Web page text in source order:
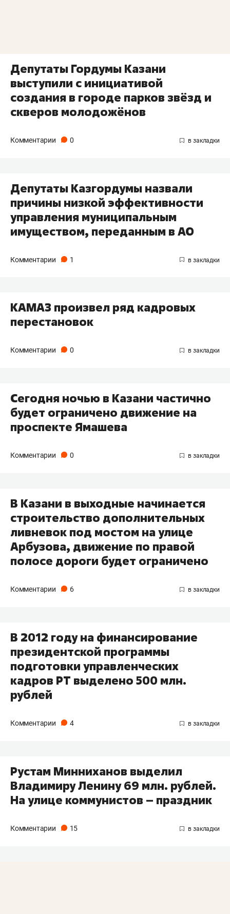
Депутаты Гордумы Казани
выступили с инициативой
создания в городе парков звёзд и
скверов молодожёнов
Комментарии 0
Депутаты Казгордумы назвали
причины низкой эффективности
управления муниципальным
имуществом, переданным в АО
Комментарии 1
КАМАЗ произвел ряд кадровых
перестановок
Комментарии 0
Сегодня ночью в Казани частично
будет ограничено движение на
проспекте Ямашева
Комментарии 0
В Казани в выходные начинается
строительство дополнительных
ливневок под мостом на улице
Арбузова, движение по правой
полосе дороги будет ограничено
Комментарии 6
В 2012 году на финансирование
президентской программы
подготовки управленческих
кадров РТ выделено 500 млн.
рублей
Комментарии 4
Рустам Минниханов выделил
Владимиру Ленину 69 млн. рублей.
На улице коммунистов – праздник
Комментарии 15